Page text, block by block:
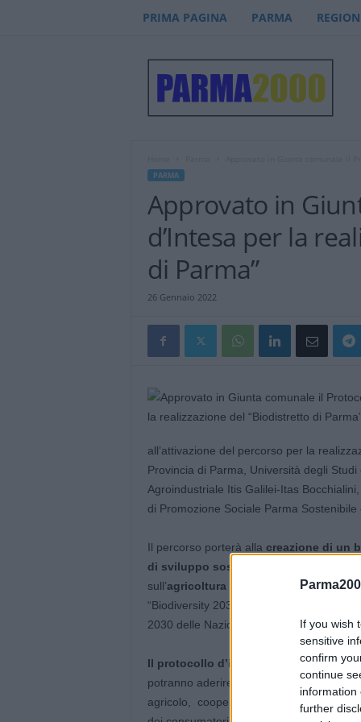
If you wish
sensitive
confirm
continue
information
further
PRIMA PAGINA PARMA
PARMA
Approvato in
d’Intesa per la
di Parma”
26 Gennaio 2022
all’attivazione del percorso per la
Provincia di Parma, Università degli
Agroindustriale Itis Galilei-Itas
di Promozione Sociale Parma
Il percorso porterà alla creazione di un
di sviluppo sostenibile in ambito
sull’agricoltura biologica e
“Biodiversity 2030” dell’Unione Europea
2030 delle Nazioni Unite.
Il protocollo d’intesa è aperto ad altri
potranno aderire i comuni della
agricolo, cooperativo, degli artigiani,